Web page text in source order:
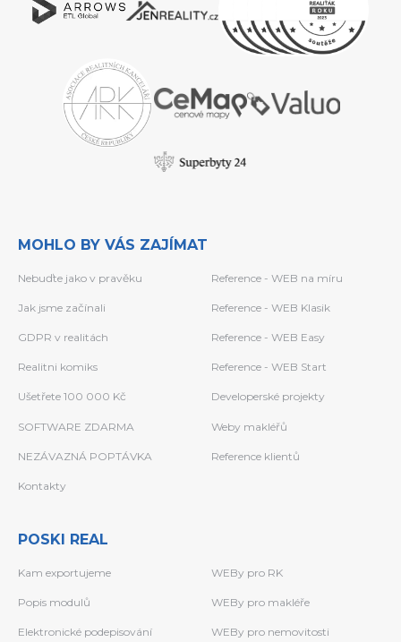
MOHLO BY VÁS ZAJÍMAT
Nebuďte jako v pravěku Reference - WEB na míru
Jak jsme začínali Reference - WEB Klasik
GDPR v realitách Reference - WEB Easy
Realitni komiks Reference - WEB Start
Ušetřete 100 000 Kč Developerské projekty
SOFTWARE ZDARMA Weby makléřů
NEZÁVAZNÁ POPTÁVKA Reference klientů
Kontakty
POSKI REAL
Kam exportujeme WEBy pro RK
Popis modulů WEBy pro makléře
Elektronické podepisování WEBy pro nemovitosti